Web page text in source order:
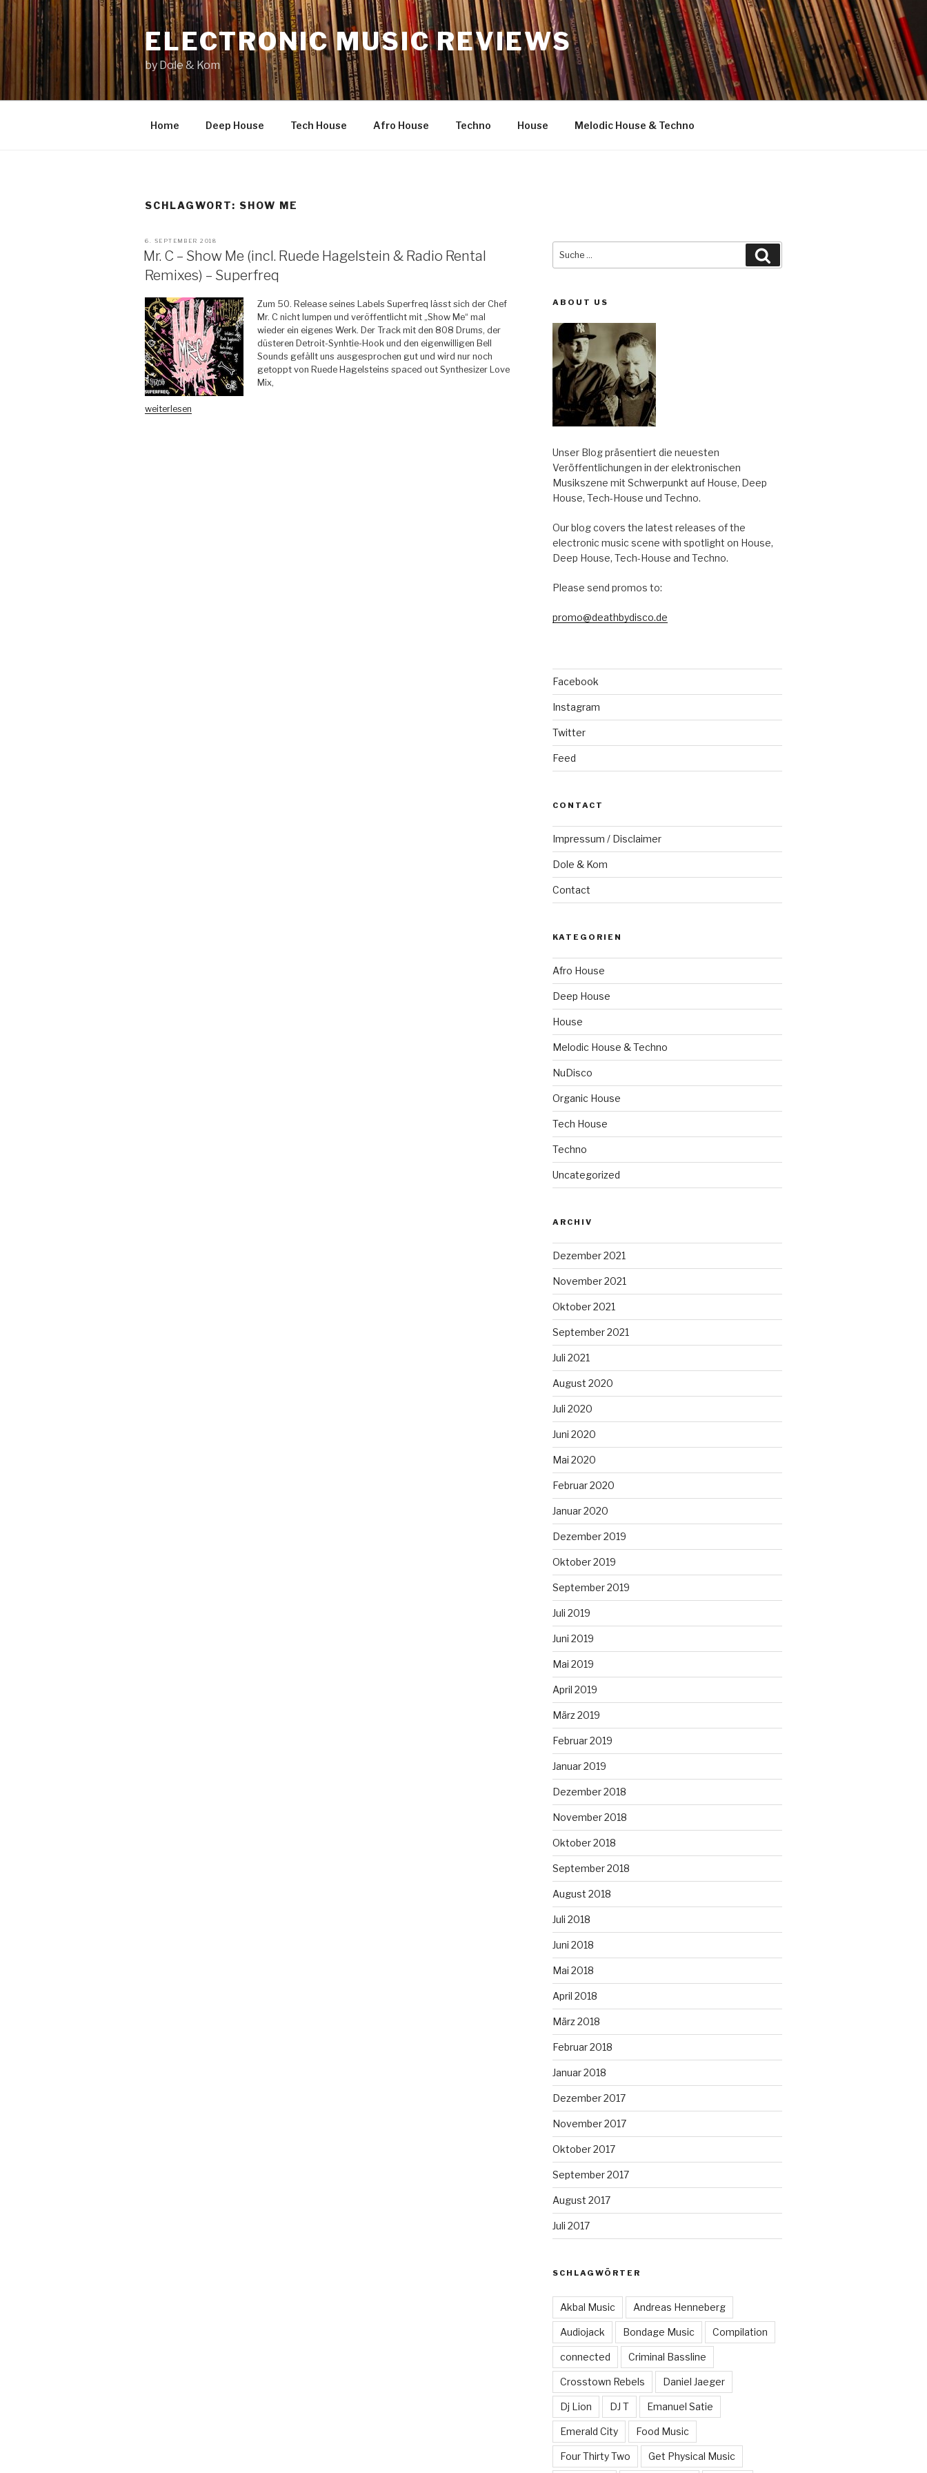
springen
ELECTRONIC MUSIC REVIEWS
by Dole & Kom
Home Deep House Tech House Afro House Techno House Melodic House & Techno
SCHLAGWORT: SHOW ME
VERÖFFENTLICHT
AM
6. SEPTEMBER 2018
Mr. C – Show Me (incl. Ruede Hagelstein & Radio Rental
Remixes) – Superfreq
Zum 50. Release seines Labels Superfreq lässt sich der Chef
Mr. C nicht lumpen und veröffentlicht mit „Show Me“ mal
wieder ein eigenes Werk. Der Track mit den 808 Drums, der
düsteren Detroit-Synhtie-Hook und den eigenwilligen Bell
Sounds gefällt uns ausgesprochen gut und wird nur noch
getoppt von Ruede Hagelsteins spaced out Synthesizer Love
Mix,
„Mr.
weiterlesen
Suche
ABOUT US
Unser Blog präsentiert die neuesten
Veröffentlichungen in der elektronischen
Musikszene mit Schwerpunkt auf House, Deep
House, Tech-House und Techno.
Our blog covers the latest releases of the
electronic music scene with spotlight on House,
Deep House, Tech-House and Techno.
Please send promos to:
promo@deathbydisco.de
Facebook
Instagram
Twitter
Feed
CONTACT
Impressum / Disclaimer
Dole & Kom
Contact
KATEGORIEN
Afro House
Deep House
House
Melodic House & Techno
NuDisco
Organic House
Tech House
Techno
Uncategorized
ARCHIV
Dezember 2021
November 2021
Oktober 2021
September 2021
Juli 2021
August 2020
Juli 2020
Juni 2020
Mai 2020
Februar 2020
Januar 2020
Dezember 2019
Oktober 2019
September 2019
Juli 2019
Juni 2019
Mai 2019
April 2019
März 2019
Februar 2019
Januar 2019
Dezember 2018
November 2018
Oktober 2018
September 2018
August 2018
Juli 2018
Juni 2018
Mai 2018
April 2018
März 2018
Februar 2018
Januar 2018
Dezember 2017
November 2017
Oktober 2017
September 2017
August 2017
Juli 2017
SCHLAGWÖRTER
Akbal Music Andreas Henneberg
Audiojack Bondage Music Compilation
connected Criminal Bassline
Crosstown Rebels Daniel Jaeger
Dj Lion DJ T Emanuel Satie
Emerald City Food Music
Four Thirty Two Get Physical Music